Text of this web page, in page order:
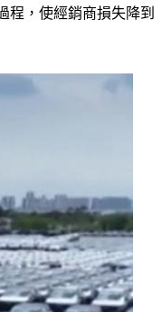
程，使經銷商損失降到